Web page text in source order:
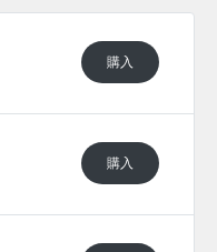
指の人気を誇るのがビ
ーに上質なスエード素
イテムとしてもおすす
男性向けのサイズでも
取扱店にて発売予定。
購入
購入